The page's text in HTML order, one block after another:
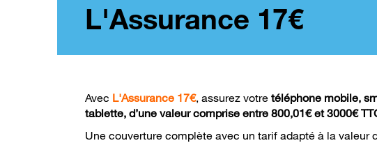
L'Assurance 17€
Avec L'Assurance 17€, assurez votre téléphone mobile,
tablette, d’une valeur comprise entre 800,01€ et 3000€
Une couverture complète avec un tarif adapté à la valeur